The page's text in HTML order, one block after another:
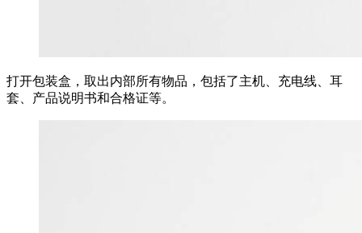
打开包装盒，取出内部所有物品，包括了主机、充电线、耳
套、产品说明书和合格证等。